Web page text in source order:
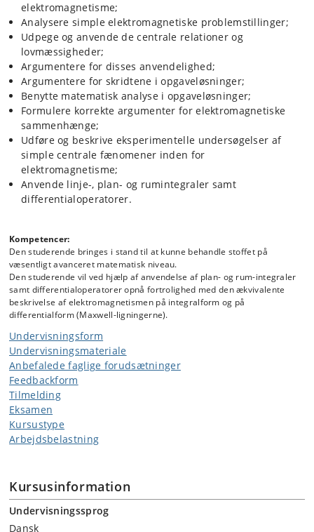
elektromagnetisme;
Analysere simple elektromagnetiske problemstillinger;
Udpege og anvende de centrale relationer og
lovmæssigheder;
Argumentere for disses anvendelighed;
Argumentere for skridtene i opgaveløsninger;
Benytte matematisk analyse i opgaveløsninger;
Formulere korrekte argumenter for elektromagnetiske
sammenhænge;
Udføre og beskrive eksperimentelle undersøgelser af
simple centrale fænomener inden for
elektromagnetisme;
Anvende linje-, plan- og rumintegraler samt
differentialoperatorer.
Kompetencer:
Den studerende bringes i stand til at kunne behandle stoffet på
væsentligt avanceret matematisk niveau.
Den studerende vil ved hjælp af anvendelse af plan- og rum-integraler
samt differentialoperatorer opnå fortrolighed med den ækvivalente
beskrivelse af elektromagnetismen på integralform og på
differentialform (Maxwell-ligningerne).
Undervisningsform
Undervisningsmateriale
Anbefalede faglige forudsætninger
Feedbackform
Tilmelding
Eksamen
Kursustype
Arbejdsbelastning
Kursusinformation
Undervisningssprog
Dansk